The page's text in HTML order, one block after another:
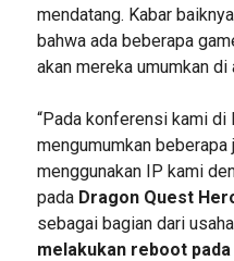
mendatang. Kabar
bahwa ada beberapa
akan mereka umumkan di
“Pada konferensi kami di
mengumumkan beberapa
menggunakan IP kami
pada Dragon Quest
sebagai bagian dari
melakukan reboot